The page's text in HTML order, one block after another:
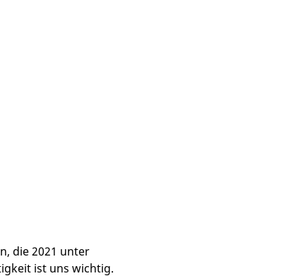
die 2021 unter
ist uns wichtig.